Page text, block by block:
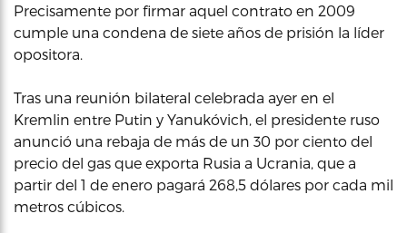
Precisamente por firmar aquel contrato en 2009
cumple una condena de siete años de prisión la líder
opositora.
Tras una reunión bilateral celebrada ayer en el
Kremlin entre Putin y Yanukóvich, el presidente ruso
anunció una rebaja de más de un 30 por ciento del
precio del gas que exporta Rusia a Ucrania, que a
partir del 1 de enero pagará 268,5 dólares por cada mil
metros cúbicos.